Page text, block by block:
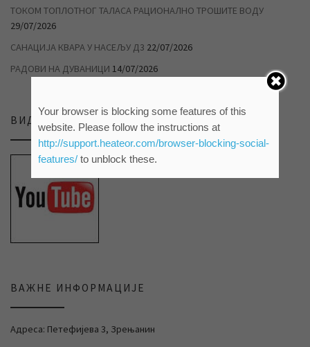
ТОКОМ ТОПЛОТНОГ ТАЛАСА РАЦИОНАЛНО ТРОШИТЕ ВОДУ
29/07/2026
САНАЦИЈА КВАРА У НАСЕЉУ Д3 22/07/2026
РАДОВИ НА ДУВАНИЦИ 14/07/2026
ВИДЕО ПРИЛОЗИ НА НАШЕМ ЈУТЈУБ КАНАЛУ
ВАЖНЕ ИНФОРМАЦИЈЕ
Адреса: Петефијева 3, Зрењанин
Your browser is blocking some features of this
website. Please follow the instructions at
http://support.heateor.com/browser-blocking-social-
features/to unblock these.